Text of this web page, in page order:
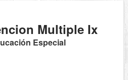
Multiple Ix
Especial